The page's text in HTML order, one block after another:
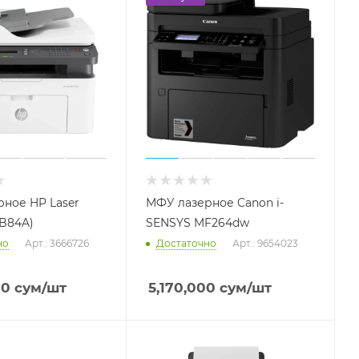
HP Laser
Арт.: 3666726
сум/шт
МФУ лазерное Canon i-
SENSYS MF264dw
Достаточно Арт.: 9654023
5,170,000 сум/шт
питания
Батарейные шкафы для ИБП
Оперативная память для
ноутбуков
Жесткие диски для ноутбуков
Процессоры для серверов